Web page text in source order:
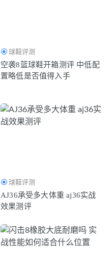
球鞋评测
空袭8篮球鞋开箱测评 中低配
置略低是否值得入手
球鞋评测
AJ36承受多大体重 aj36实战
效果测评